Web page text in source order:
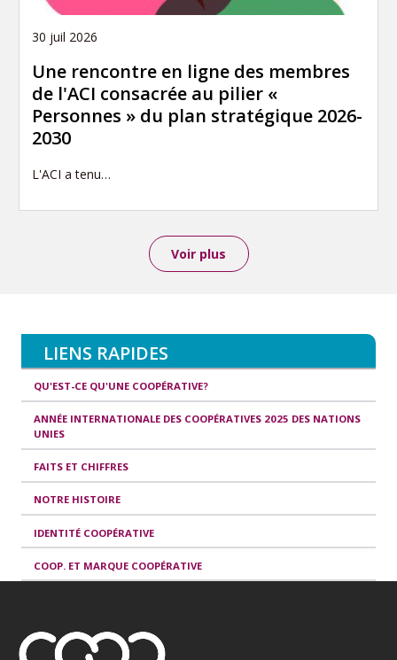
30 juil 2026
Une rencontre en ligne des membres
de l'ACI consacrée au pilier «
Personnes » du plan stratégique 2026-
2030
L'ACI a tenu…
Voir plus
LIENS RAPIDES
QU'EST-CE QU'UNE COOPÉRATIVE?
ANNÉE INTERNATIONALE DES COOPÉRATIVES 2025 DES NATIONS
UNIES
FAITS ET CHIFFRES
NOTRE HISTOIRE
IDENTITÉ COOPÉRATIVE
COOP. ET MARQUE COOPÉRATIVE